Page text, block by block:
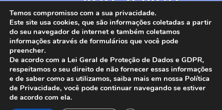
ANFIP - Associação Nacional dos Auditores
Fiscais da Receita Federal do Brasil.
Temos compromisso com a sua privacidade.
Este site usa cookies, que são informações coletadas a partir
do seu navegador de internet e também coletamos
informações através de formulários que você pode
preencher.
De acordo com a Lei Geral de Proteção de Dados e GDPR,
respeitamos o seu direito de não fornecer essas informações
e de saber como as utilizamos, saiba mais em nossa Política
de Privacidade, você pode continuar navegando se estiver
de acordo com ela.